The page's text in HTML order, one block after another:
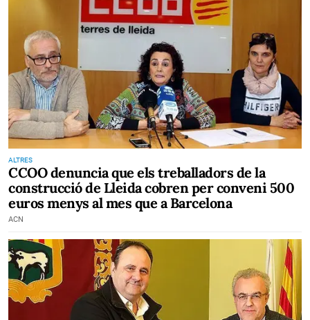
ALTRES
CCOO denuncia que els treballadors de la
construcció de Lleida cobren per conveni 500
euros menys al mes que a Barcelona
ACN